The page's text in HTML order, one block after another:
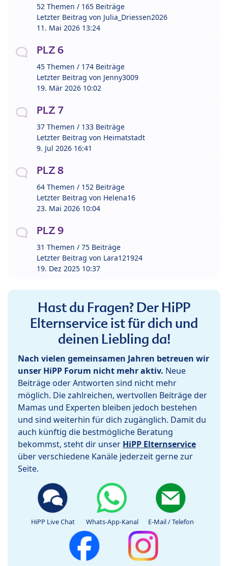
52 Themen / 165 Beiträge
Letzter Beitrag von Julia_Driessen2026
11. Mai 2026 13:24
PLZ 6
45 Themen / 174 Beiträge
Letzter Beitrag von Jenny3009
19. Mär 2026 10:02
PLZ 7
37 Themen / 133 Beiträge
Letzter Beitrag von Heimatstadt
9. Jul 2026 16:41
PLZ 8
64 Themen / 152 Beiträge
Letzter Beitrag von Helena16
23. Mai 2026 10:04
PLZ 9
31 Themen / 75 Beiträge
Letzter Beitrag von Lara121924
19. Dez 2025 10:37
Hast du Fragen? Der HiPP
Elternservice ist für dich und
deinen Liebling da!
Nach vielen gemeinsamen Jahren betreuen wir
unser HiPP Forum nicht mehr aktiv. Neue
Beiträge oder Antworten sind nicht mehr
möglich. Die zahlreichen, wertvollen Beiträge der
Mamas und Experten bleiben jedoch bestehen
und sind weiterhin für dich zugänglich. Damit du
auch künftig die bestmögliche Beratung
bekommst, steht dir unser HiPP Elternservice
über verschiedene Kanäle jederzeit gerne zur
Seite.
HiPP Live Chat Whats-App-Kanal E-Mail / Telefon